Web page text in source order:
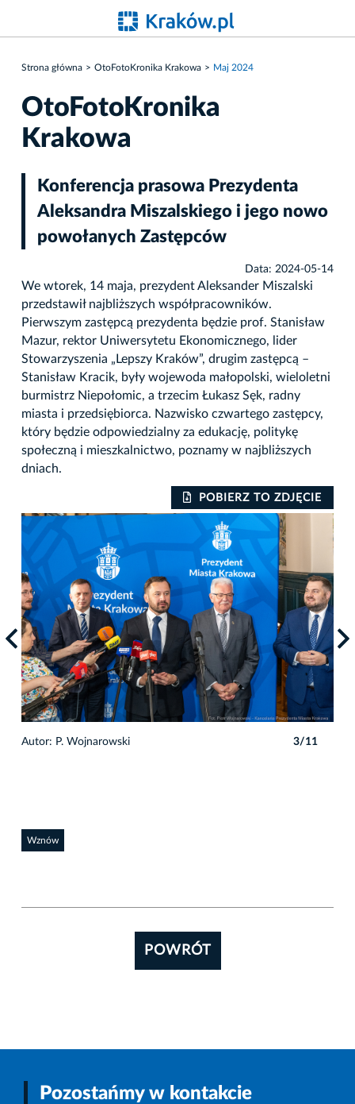
Strona główna OtoFotoKronika Krakowa Maj 2024
OtoFotoKronika
Krakowa
Konferencja prasowa Prezydenta
Aleksandra Miszalskiego i jego nowo
powołanych Zastępców
Data: 2024-05-14
We wtorek, 14 maja, prezydent Aleksander Miszalski
przedstawił najbliższych współpracowników.
Pierwszym zastępcą prezydenta będzie prof. Stanisław
Mazur, rektor Uniwersytetu Ekonomicznego, lider
Stowarzyszenia „Lepszy Kraków”, drugim zastępcą –
Stanisław Kracik, były wojewoda małopolski, wieloletni
burmistrz Niepołomic, a trzecim Łukasz Sęk, radny
miasta i przedsiębiorca. Nazwisko czwartego zastępcy,
który będzie odpowiedzialny za edukację, politykę
społeczną i mieszkalnictwo, poznamy w najbliższych
dniach.
POBIERZ TO ZDJĘCIE
Autor: P. Wojnarowski 3/11
Wznów
POWRÓT
Pozostańmy w kontakcie